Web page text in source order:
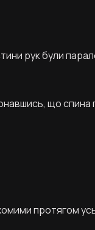
рук були
що спина
протягом